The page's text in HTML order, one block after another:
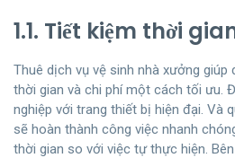
1.1. Tiết kiệm thời
Thuê dịch vụ vệ sinh nhà xưởng giúp
thời gian và chi phí một cách tối ưu.
nghiệp với trang thiết bị hiện đại. Và
sẽ hoàn thành công việc nhanh
thời gian so với việc tự thực hiện.